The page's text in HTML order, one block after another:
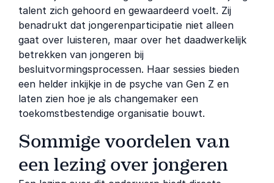
talent zich gehoord en gewaardeerd voelt. Zij
benadrukt dat jongerenparticipatie niet alleen
gaat over luisteren, maar over het daadwerkelijk
betrekken van jongeren bij
besluitvormingsprocessen. Haar sessies bieden
een helder inkijkje in de psyche van Gen Z en
laten zien hoe je als changemaker een
toekomstbestendige organisatie bouwt.
Sommige voordelen van
een lezing over jongeren